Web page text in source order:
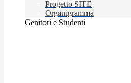
Progetto SITE
Organigramma
Genitori e Studenti